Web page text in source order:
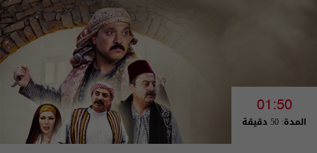
01:50
المدة: 50 دقيقة